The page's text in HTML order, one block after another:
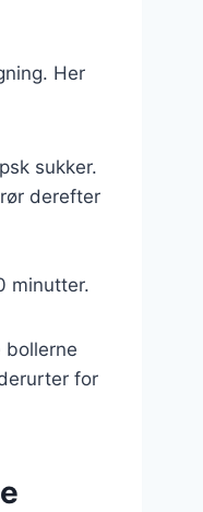
Her
sukker.
derefter
minutter.
bollerne
for